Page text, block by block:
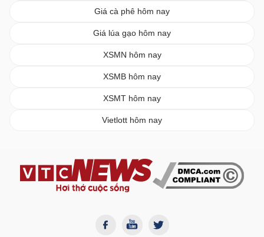
Giá cà phê hôm nay
Giá lúa gạo hôm nay
XSMN hôm nay
XSMB hôm nay
XSMT hôm nay
Vietlott hôm nay